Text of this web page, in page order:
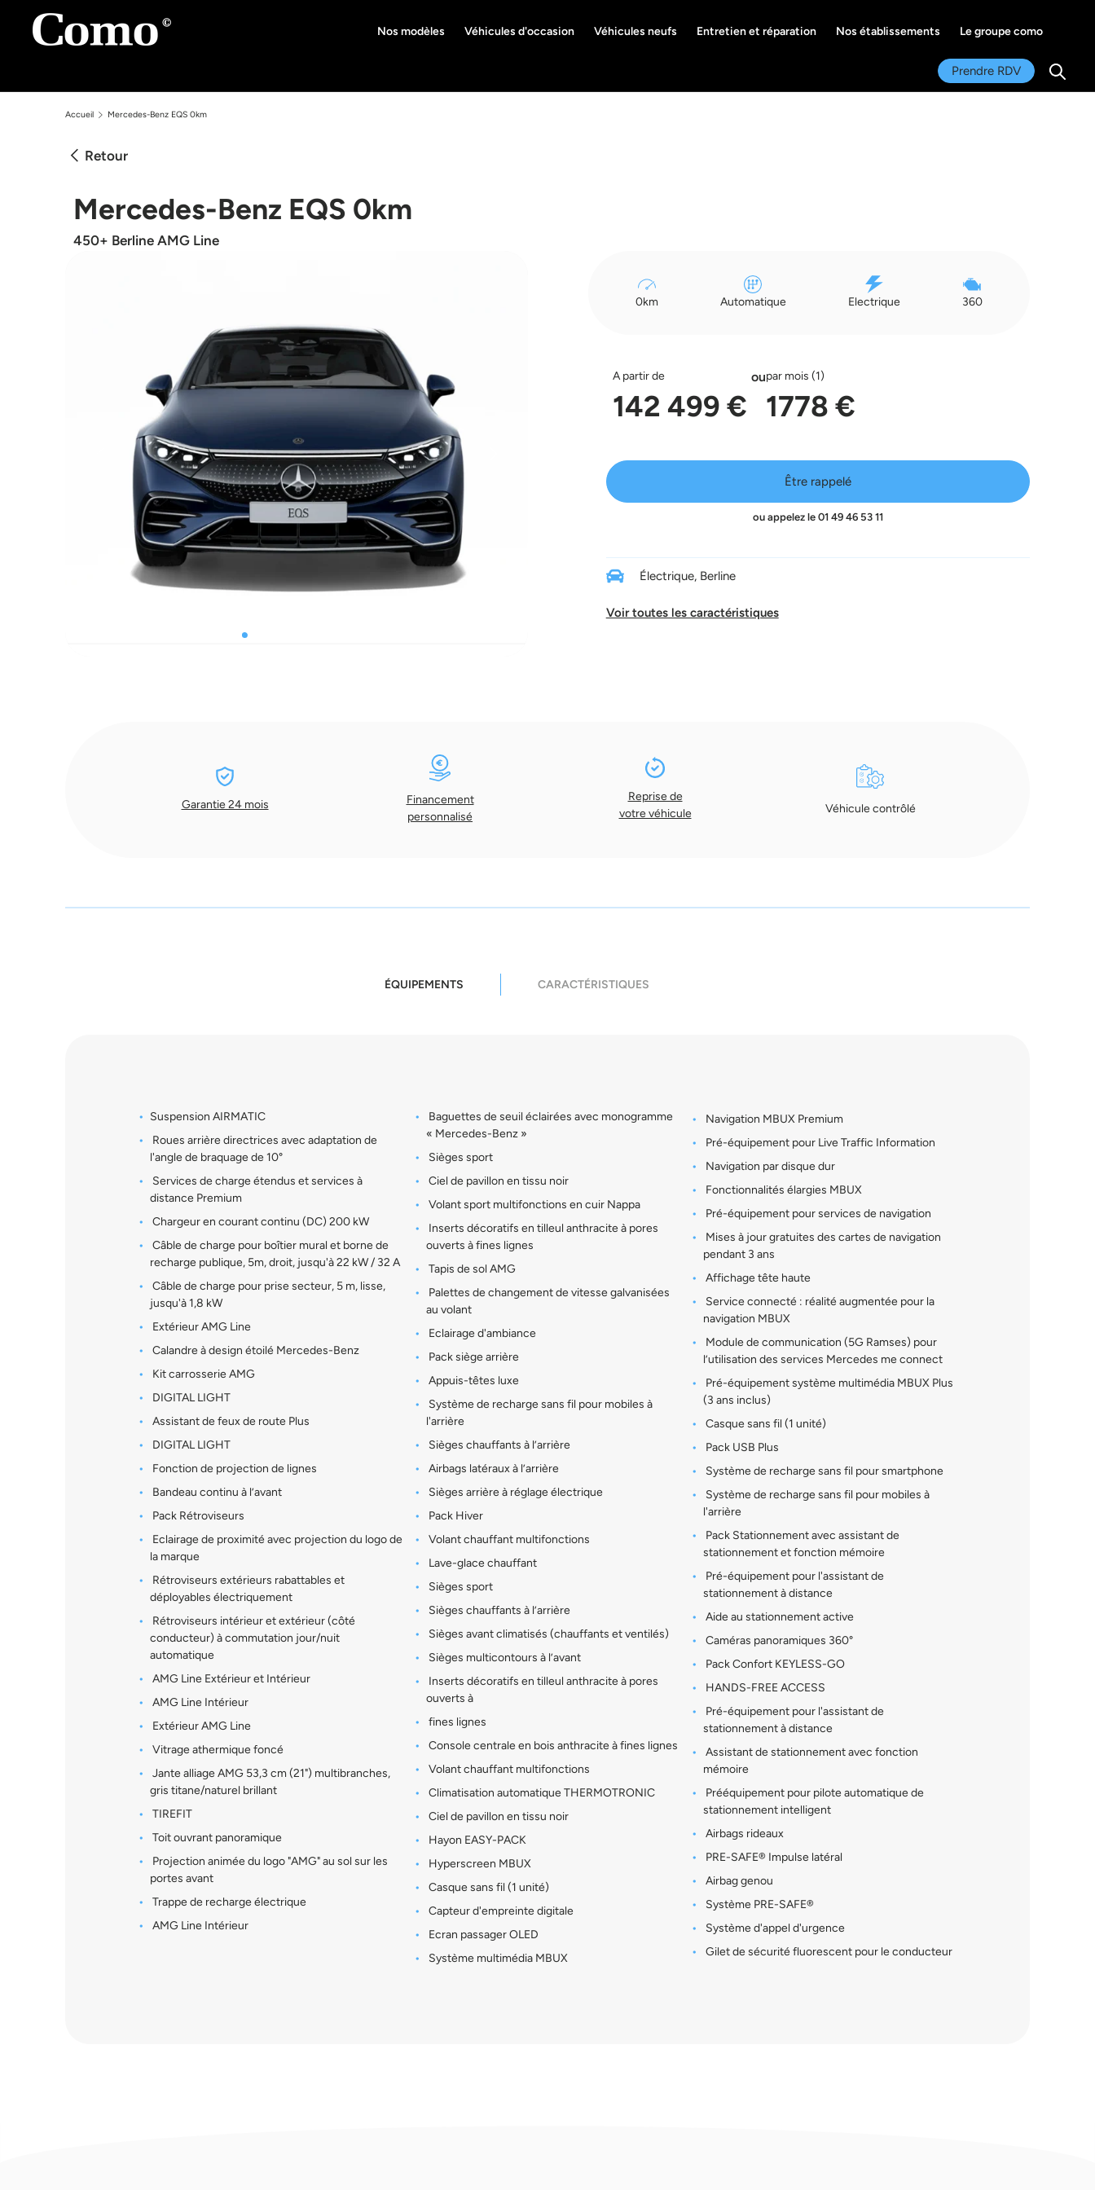
Aller au contenu
Prendre RDV
Nos modèles Véhicules d'occasion Véhicules neufs Entretien et réparation Nos établissements
Le groupe como
Accueil Mercedes-Benz EQS 0km
Retour
Mercedes-Benz EQS 0km
450+ Berline AMG Line
Image 1
Précédent
0km Automatique Electrique 360
A partir de
142 499 €
oupar mois (1)
1778 €
Être rappelé
ou appelez le 01 49 46 53 11
Électrique, Berline
Voir toutes les caractéristiques
Garantie 24 mois
Financement
personnalisé
Reprise de
votre véhicule
Véhicule contrôlé
ÉQUIPEMENTS CARACTÉRISTIQUES
Suspension AIRMATIC
Roues arrière directrices avec adaptation de
l'angle de braquage de 10°
Services de charge étendus et services à
distance Premium
Chargeur en courant continu (DC) 200 kW
Câble de charge pour boîtier mural et borne de
recharge publique, 5m, droit, jusqu'à 22 kW / 32 A
Câble de charge pour prise secteur, 5 m, lisse,
jusqu'à 1,8 kW
Extérieur AMG Line
Calandre à design étoilé Mercedes-Benz
Kit carrosserie AMG
DIGITAL LIGHT
Assistant de feux de route Plus
DIGITAL LIGHT
Fonction de projection de lignes
Bandeau continu à l’avant
Pack Rétroviseurs
Eclairage de proximité avec projection du logo de
la marque
Rétroviseurs extérieurs rabattables et
déployables électriquement
Rétroviseurs intérieur et extérieur (côté
conducteur) à commutation jour/nuit
automatique
AMG Line Extérieur et Intérieur
AMG Line Intérieur
Extérieur AMG Line
Vitrage athermique foncé
Jante alliage AMG 53,3 cm (21") multibranches,
gris titane/naturel brillant
TIREFIT
Toit ouvrant panoramique
Projection animée du logo "AMG" au sol sur les
portes avant
Trappe de recharge électrique
AMG Line Intérieur
Baguettes de seuil éclairées avec monogramme
« Mercedes-Benz »
Sièges sport
Ciel de pavillon en tissu noir
Volant sport multifonctions en cuir Nappa
Inserts décoratifs en tilleul anthracite à pores
ouverts à fines lignes
Tapis de sol AMG
Palettes de changement de vitesse galvanisées
au volant
Eclairage d'ambiance
Pack siège arrière
Appuis-têtes luxe
Système de recharge sans fil pour mobiles à
l'arrière
Sièges chauffants à l’arrière
Airbags latéraux à l’arrière
Sièges arrière à réglage électrique
Pack Hiver
Volant chauffant multifonctions
Lave-glace chauffant
Sièges sport
Sièges chauffants à l’arrière
Sièges avant climatisés (chauffants et ventilés)
Sièges multicontours à l’avant
Inserts décoratifs en tilleul anthracite à pores
ouverts à
fines lignes
Console centrale en bois anthracite à fines lignes
Volant chauffant multifonctions
Climatisation automatique THERMOTRONIC
Ciel de pavillon en tissu noir
Hayon EASY-PACK
Hyperscreen MBUX
Casque sans fil (1 unité)
Capteur d'empreinte digitale
Ecran passager OLED
Système multimédia MBUX
Navigation MBUX Premium
Pré-équipement pour Live Traffic Information
Navigation par disque dur
Fonctionnalités élargies MBUX
Pré-équipement pour services de navigation
Mises à jour gratuites des cartes de navigation
pendant 3 ans
Affichage tête haute
Service connecté : réalité augmentée pour la
navigation MBUX
Module de communication (5G Ramses) pour
l’utilisation des services Mercedes me connect
Pré-équipement système multimédia MBUX Plus
(3 ans inclus)
Casque sans fil (1 unité)
Pack USB Plus
Système de recharge sans fil pour smartphone
Système de recharge sans fil pour mobiles à
l'arrière
Pack Stationnement avec assistant de
stationnement et fonction mémoire
Pré-équipement pour l'assistant de
stationnement à distance
Aide au stationnement active
Caméras panoramiques 360°
Pack Confort KEYLESS-GO
HANDS-FREE ACCESS
Pré-équipement pour l'assistant de
stationnement à distance
Assistant de stationnement avec fonction
mémoire
Prééquipement pour pilote automatique de
stationnement intelligent
Airbags rideaux
PRE-SAFE® Impulse latéral
Airbag genou
Système PRE-SAFE®
Système d'appel d'urgence
Gilet de sécurité fluorescent pour le conducteur